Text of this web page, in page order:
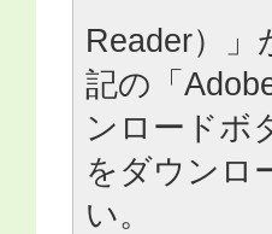
Reader）
記の「
ンロードボ
をダウンロ
い。